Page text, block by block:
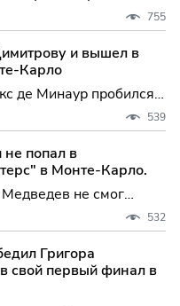
в Монте-Карло,
6,1 миллиона
755
и вышел в
Карло
де Минаур пробился в
в Монте-Карло,
6,1 миллиона
539
попал в
в Монте-Карло.
Медведев не смог
серии "Мастерс" в
превышает 6,1
532
Григора
свой первый финал в